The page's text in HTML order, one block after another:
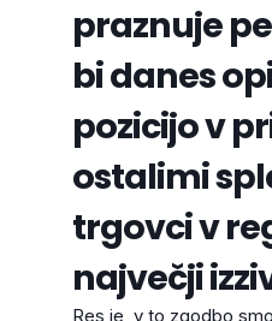
praznuje
bi danes
pozicijo v
ostalimi
trgovci v
največji
Res je, v to zgodbo